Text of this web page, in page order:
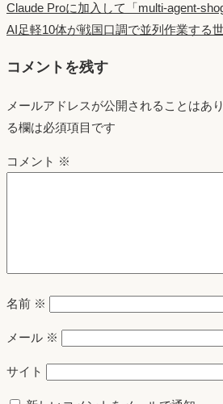
Claude Proに加入して「multi-agent-
AI足軽10体が戦国口調で並列作業する
コメントを残す
メールアドレスが公開されることはあり
る欄は必須項目です
コメント ※
名前 ※
メール ※
サイト